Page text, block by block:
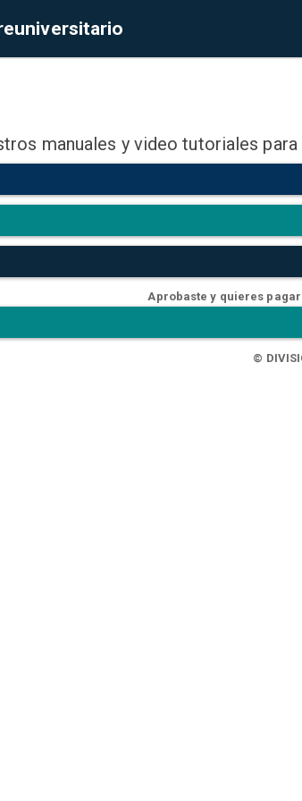
manuales y video tutoriales
Aprobaste y quieres
©